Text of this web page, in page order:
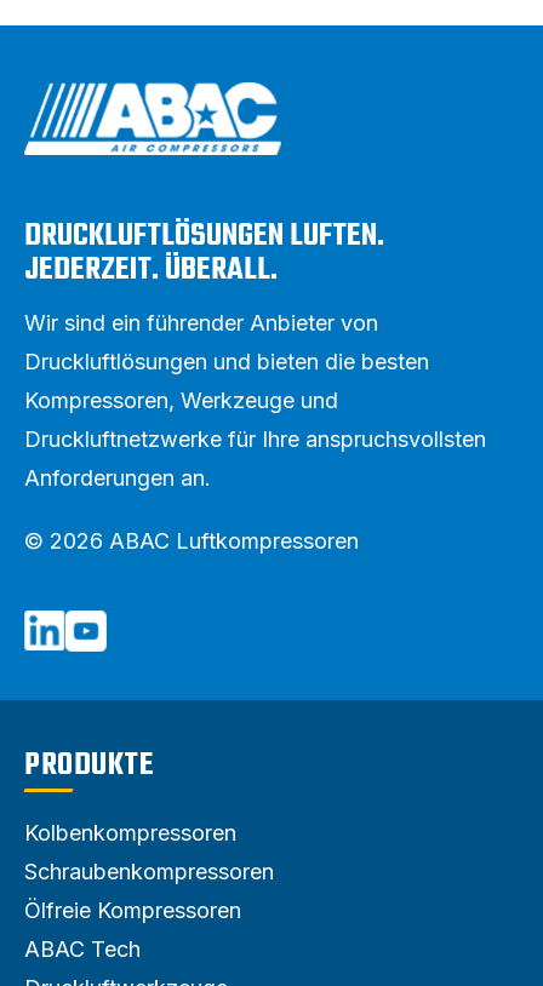
DRUCKLUFTLÖSUNGEN LUFTEN.
JEDERZEIT. ÜBERALL.
Wir sind ein führender Anbieter von
Druckluftlösungen und bieten die besten
Kompressoren, Werkzeuge und
Druckluftnetzwerke für Ihre anspruchsvollsten
Anforderungen an.
© 2026 ABAC Luftkompressoren
PRODUKTE
Kolbenkompressoren
Schraubenkompressoren
Ölfreie Kompressoren
ABAC Tech